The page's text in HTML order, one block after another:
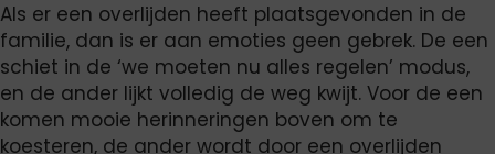
Als er een overlijden heeft plaatsgevonden in de
familie, dan is er aan emoties geen gebrek. De een
schiet in de ‘we moeten nu alles regelen’ modus,
en de ander lijkt volledig de weg kwijt. Voor de een
komen mooie herinneringen boven om te
koesteren, de ander wordt door een overlijden